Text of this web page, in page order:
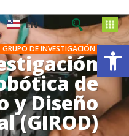
EN
GRUPO DE INVESTIGACIÓN
de
y Diseño
(GIROD)